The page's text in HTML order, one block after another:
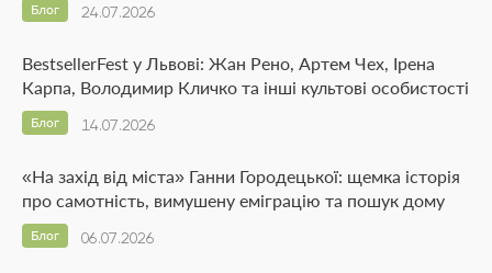
24.07.2026
Блог
BestsellerFest у Львові: Жан Рено, Артем Чех, Ірена
Карпа, Володимир Кличко та інші культові особистості
14.07.2026
Блог
«На захід від міста» Ганни Городецької: щемка історія
про самотність, вимушену еміграцію та пошук дому
06.07.2026
Блог